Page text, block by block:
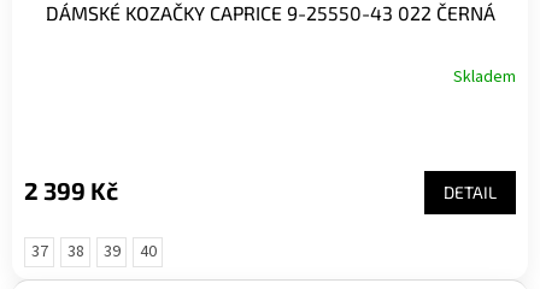
DÁMSKÉ KOZAČKY CAPRICE 9-25550-43 022 ČERNÁ
Skladem
2 399 Kč DETAIL
37 38 39 40